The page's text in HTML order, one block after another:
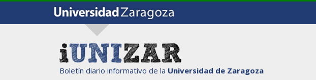
Boletín diario informativo de la Universidad de Zaragoza